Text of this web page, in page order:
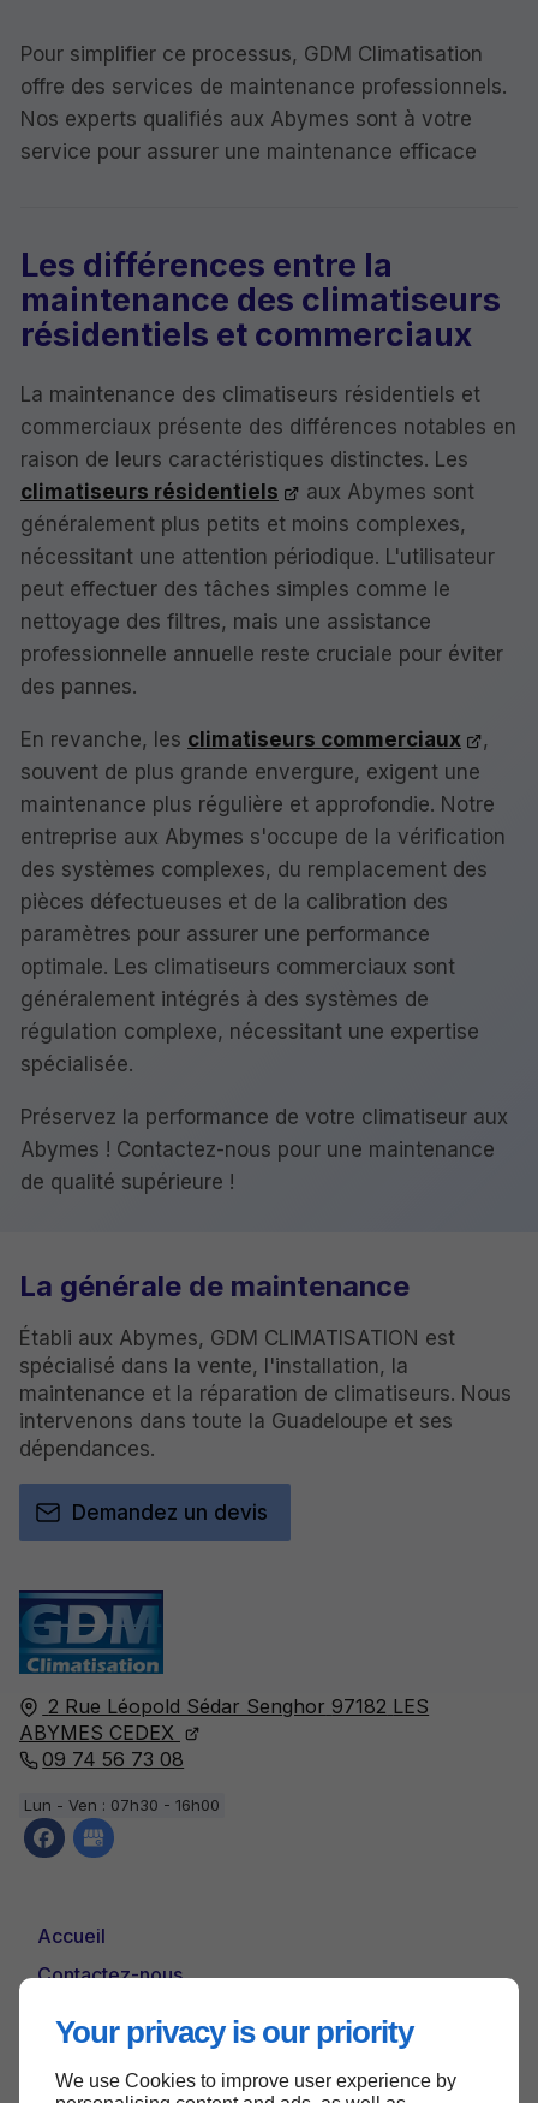
Your privacy is our priority
We use Cookies to improve user experience by
Pour simplifier ce processus, GDM Climatisation
offre des services de maintenance professionnels.
Nos experts qualifiés aux Abymes sont à votre
service pour assurer une maintenance efficace
Les différences entre la
maintenance des climatiseurs
résidentiels et commerciaux
La maintenance des climatiseurs résidentiels et
commerciaux présente des différences notables en
raison de leurs caractéristiques distinctes. Les
climatiseurs résidentiels
aux Abymes sont
généralement plus petits et moins complexes,
nécessitant une attention périodique. L'utilisateur
peut effectuer des tâches simples comme le
nettoyage des filtres, mais une assistance
professionnelle annuelle reste cruciale pour éviter
des pannes.
En revanche, les climatiseurs commerciaux
,
souvent de plus grande envergure, exigent une
maintenance plus régulière et approfondie. Notre
entreprise aux Abymes s'occupe de la vérification
des systèmes complexes, du remplacement des
pièces défectueuses et de la calibration des
paramètres pour assurer une performance
optimale. Les climatiseurs commerciaux sont
généralement intégrés à des systèmes de
régulation complexe, nécessitant une expertise
spécialisée.
Préservez la performance de votre climatiseur aux
Abymes ! Contactez-nous pour une maintenance
de qualité supérieure !
2 Rue Léopold Sédar Senghor 97182 LES
ABYMES CEDEX
09 74 56 73 08
Lun - Ven : 07h30 - 16h00
Accueil
Contactez-nous
Plan du site
La générale de maintenance
Établi aux Abymes, GDM CLIMATISATION est
spécialisé dans la vente, l'installation, la
maintenance et la réparation de climatiseurs. Nous
intervenons dans toute la Guadeloupe et ses
dépendances.
Demandez un devis